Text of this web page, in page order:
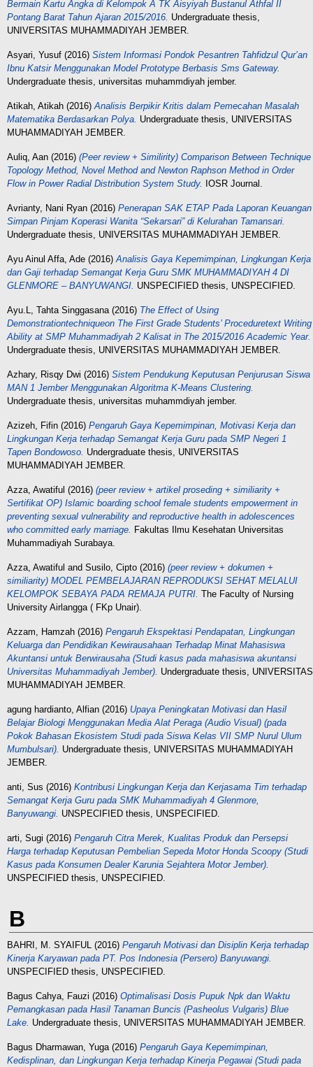
Bermain Kartu Angka di Kelompok A TK Aisyiyah Bustanul Athfal II
Pontang Barat Tahun Ajaran 2015/2016. Undergraduate thesis,
UNIVERSITAS MUHAMMADIYAH JEMBER.
Asyari, Yusuf (2016) Sistem Informasi Pondok Pesantren Tahfidzul Qur’an
Ibnu Katsir Menggunakan Model Prototype Berbasis Sms Gateway.
Undergraduate thesis, universitas muhammdiyah jember.
Atikah, Atikah (2016)Analisis Berpikir Kritis dalam Pemecahan Masalah
Matematika Berdasarkan Polya. Undergraduate thesis, UNIVERSITAS
MUHAMMADIYAH JEMBER.
Auliq, Aan (2016) (Peer review + Similirity) Comparison Between Technique
Topology Method, Novel Method and Newton Raphson Method in Order
Flow in Power Radial Distribution System Study.
IOSR Journal.
Avrianty, Nani Ryan (2016) Penerapan SAK ETAP Pada Laporan Keuangan
Simpan Pinjam Koperasi Wanita “Sekarsari” di Kelurahan Tamansari.
Undergraduate thesis, UNIVERSITAS MUHAMMADIYAH JEMBER.
Ayu Ainul Affa, Ade (2016)Analisis Gaya Kepemimpinan, Lingkungan Kerja
dan Gaji terhadap Semangat Kerja Guru SMK MUHAMMADIYAH 4 DI
GLENMORE – BANYUWANGI. UNSPECIFIED thesis, UNSPECIFIED.
Ayu.L, Tahta Singgasana(2016) The Effect of Using
Demonstrationtechniqueon The First Grade Students’ Proceduretext Writing
Ability at SMP Muhammadiyah 2 Kalisat in The 2015/2016 Academic Year.
Undergraduate thesis, UNIVERSITAS MUHAMMADIYAH JEMBER.
Azhary, Risqy Dwi (2016) Sistem Pendukung Keputusan Penjurusan Siswa
MAN 1 Jember Menggunakan Algoritma K-Means Clustering.
Undergraduate thesis, universitas muhammdiyah jember.
Azizeh, Fifin (2016) Pengaruh Gaya Kepemimpinan, Motivasi Kerja dan
Lingkungan Kerja terhadap Semangat Kerja Guru pada SMP Negeri 1
Tapen Bondowoso. Undergraduate thesis, UNIVERSITAS
MUHAMMADIYAH JEMBER.
Azza, Awatiful (2016) (peer review + artikel proseding + similiarity +
Sertifikat OP) Islamic boarding school female students empowerment in
preventing sexual vulnerability and reproductive health in adolescences
who committed early marriage. Fakultas Ilmu Kesehatan Universitas
Muhammadiyah Surabaya.
Azza, Awatiful and Susilo, Cipto (2016) (peer review + dokumen +
similiarity) MODEL PEMBELAJARAN REPRODUKSI SEHAT MELALUI
KELOMPOK SEBAYA PADA REMAJA PUTRI. The Faculty of Nursing
University Airlangga ( FKp Unair).
Azzam, Hamzah (2016) Pengaruh Ekspektasi Pendapatan, Lingkungan
Keluarga dan Pendidikan Kewirausahaan Terhadap Minat Mahasiswa
Akuntansi untuk Berwirausaha (Studi kasus pada mahasiswa akuntansi
Universitas Muhammadiyah Jember). Undergraduate thesis, UNIVERSITAS
MUHAMMADIYAH JEMBER.
agung hardianto, Alfian (2016) Upaya Peningkatan Motivasi dan Hasil
Belajar Biologi Menggunakan Media Alat Peraga (Audio Visual) (pada
Pokok Bahasan Ekosistem Studi pada Siswa Kelas VII SMP Nurul Ulum
Mumbulsari). Undergraduate thesis, UNIVERSITAS MUHAMMADIYAH
JEMBER.
anti, Sus (2016) Kontribusi Lingkungan Kerja dan Kerjasama Tim terhadap
Semangat Kerja Guru pada SMK Muhammadiyah 4 Glenmore,
Banyuwangi. UNSPECIFIED thesis, UNSPECIFIED.
arti, Sugi (2016) Pengaruh Citra Merek, Kualitas Produk dan Persepsi
Harga terhadap Keputusan Pembelian Sepeda Motor Honda Scoopy (Studi
Kasus pada Konsumen Dealer Karunia Sejahtera Motor Jember).
UNSPECIFIED thesis, UNSPECIFIED.
B
BAHRI, M. SYAIFUL (2016) Pengaruh Motivasi dan Disiplin Kerja terhadap
Kinerja Karyawan pada PT. Pos Indonesia (Persero) Banyuwangi.
UNSPECIFIED thesis, UNSPECIFIED.
Bagus Cahya, Fauzi (2016) Optimalisasi Dosis Pupuk Npk dan Waktu
Pemangkasan pada Hasil Tanaman Buncis (Pasheolus Vulgaris) Blue
Lake. Undergraduate thesis, UNIVERSITAS MUHAMMADIYAH JEMBER.
Bagus Dharmawan, Yuga(2016) Pengaruh Gaya Kepemimpinan,
Kedisplinan, dan Lingkungan Kerja terhadap Kinerja Pegawai (Studi pada